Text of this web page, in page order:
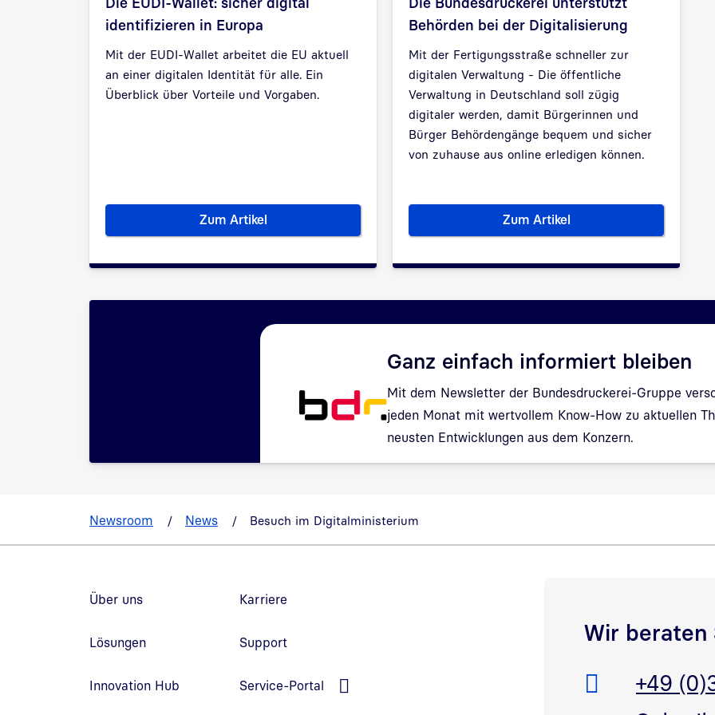
identifizieren in Europa
Mit der EUDI-Wallet arbeitet die EU aktuell
an einer digitalen Identität für alle. Ein
Überblick über Vorteile und Vorgaben.
Zum ArtikelDie EUDI-Wallet: sicher digital identifizieren in Europa
Behörden bei der Digitalisierung
Mit der Fertigungsstraße schneller zur
digitalen Verwaltung - Die öffentliche
Verwaltung in Deutschland soll zügig
digitaler werden, damit Bürgerinnen und
Bürger Behördengänge bequem und sicher
von zuhause aus online erledigen können.
Zum ArtikelDie Bundesdruckerei
Ganz einfach informiert bleiben
Mit dem Newsletter der Bundesdruckerei-Gruppe
jeden Monat mit wertvollem Know-How zu aktuellen
neusten Entwicklungen aus dem Konzern.
Newsroom News Besuch im Digitalministerium
Über uns
Lösungen
Innovation Hub
Karriere
Support
Service-Portal
Wir beraten
Telefon:
+49